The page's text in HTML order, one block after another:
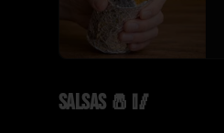
Salsas 🧂🥢